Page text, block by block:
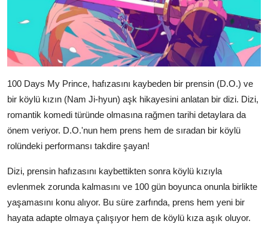
100 Days My Prince, hafızasını kaybeden bir prensin (D.O.) ve
bir köylü kızın (Nam Ji-hyun) aşk hikayesini anlatan bir dizi. Dizi,
romantik komedi türünde olmasına rağmen tarihi detaylara da
önem veriyor. D.O.'nun hem prens hem de sıradan bir köylü
rolündeki performansı takdire şayan!
Dizi, prensin hafızasını kaybettikten sonra köylü kızıyla
evlenmek zorunda kalmasını ve 100 gün boyunca onunla birlikte
yaşamasını konu alıyor. Bu süre zarfında, prens hem yeni bir
hayata adapte olmaya çalışıyor hem de köylü kıza aşık oluyor.